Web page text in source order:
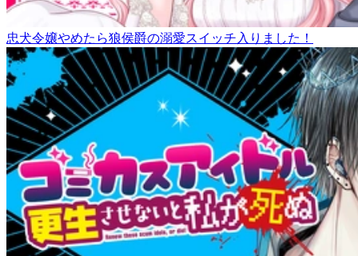
忠犬令嬢やめたら狼侯爵の溺愛スイッチ入りました！